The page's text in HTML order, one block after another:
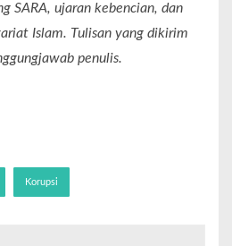
SARA, ujaran kebencian, dan
Islam. Tulisan yang dikirim
penulis.
Korupsi